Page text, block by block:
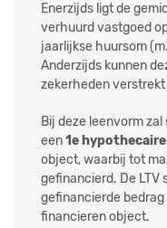
Enerzijds ligt de
verhuurd vastgoed
jaarlijkse huursom
Anderzijds kunnen
zekerheden
Bij deze leenvorm
een1e
object, waarbij tot
gefinancierd. De LTV
gefinancierde
financieren object.